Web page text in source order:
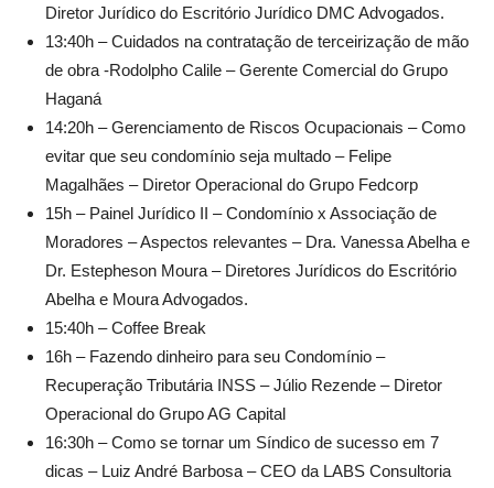
Diretor Jurídico do Escritório Jurídico DMC Advogados.
13:40h – Cuidados na contratação de terceirização de mão
de obra -Rodolpho Calile – Gerente Comercial do Grupo
Haganá
14:20h – Gerenciamento de Riscos Ocupacionais – Como
evitar que seu condomínio seja multado – Felipe
Magalhães – Diretor Operacional do Grupo Fedcorp
15h – Painel Jurídico II – Condomínio x Associação de
Moradores – Aspectos relevantes – Dra. Vanessa Abelha e
Dr. Estepheson Moura – Diretores Jurídicos do Escritório
Abelha e Moura Advogados.
15:40h – Coffee Break
16h – Fazendo dinheiro para seu Condomínio –
Recuperação Tributária INSS – Júlio Rezende – Diretor
Operacional do Grupo AG Capital
16:30h – Como se tornar um Síndico de sucesso em 7
dicas – Luiz André Barbosa – CEO da LABS Consultoria